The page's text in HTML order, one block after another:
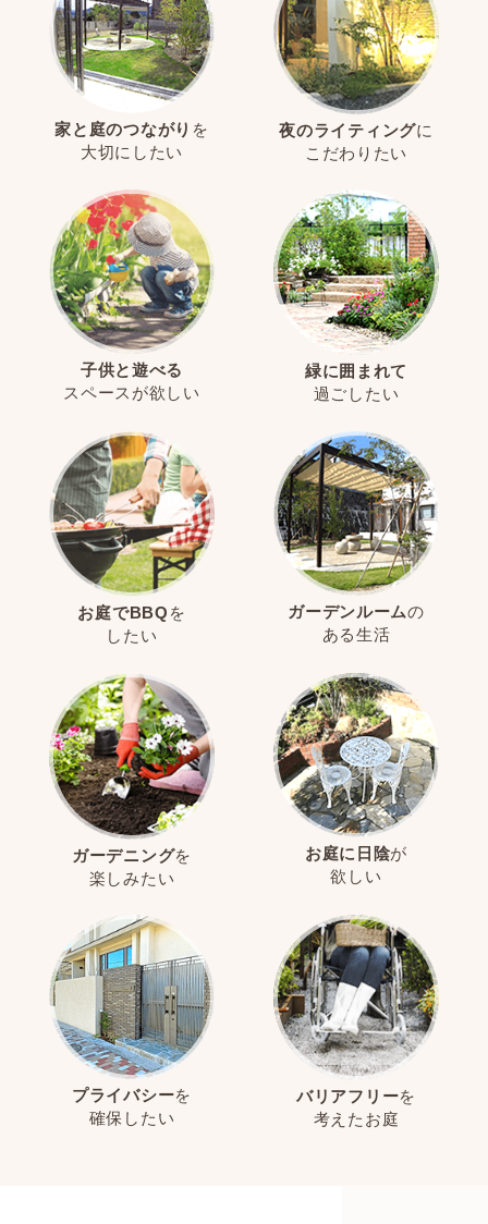
家と庭のつながり を
大切にしたい
夜のライティングに
こだわりたい
子供と遊べる
スペースが欲しい
緑に囲まれて
過ごしたい
お庭でBBQ を
したい
ガーデンルームの
ある生活
ガーデニングを
楽しみたい
お庭に日陰が
欲しい
プライバシーを
確保したい
バリアフリーを
考えたお庭